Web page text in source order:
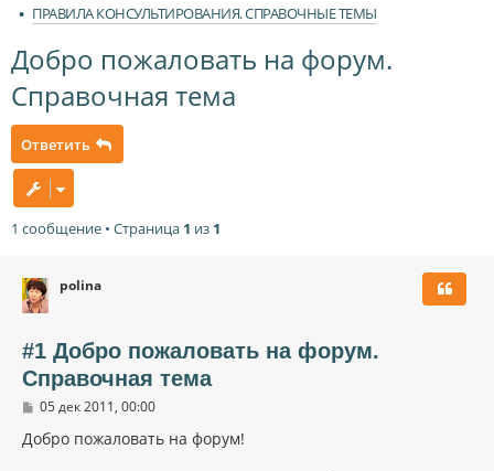
ПРАВИЛА КОНСУЛЬТИРОВАНИЯ. СПРАВОЧНЫЕ ТЕМЫ
Добро пожаловать на форум.
Справочная тема
Ответить
1 сообщение • Страница 1 из 1
polina
#1 Добро пожаловать на форум.
Справочная тема
С
о
05 дек 2011, 00:00
Добро пожаловать на форум!